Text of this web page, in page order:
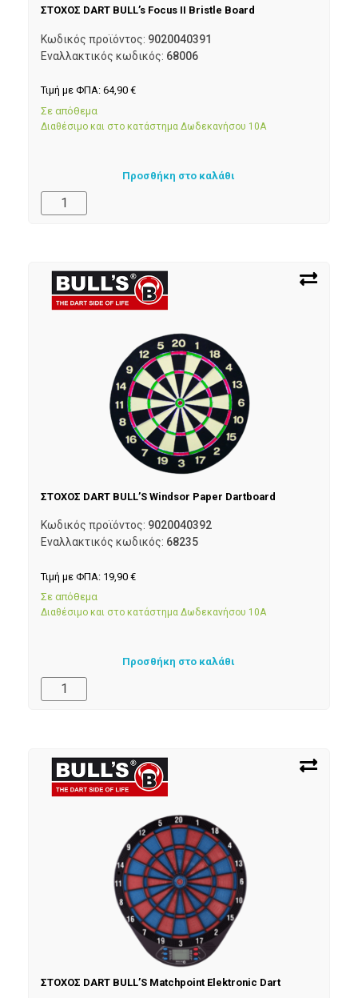
ΣΤΟΧΟΣ DART BULL’s Focus II Bristle Board
Κωδικός προϊόντος: 9020040391
Εναλλακτικός κωδικός: 68006
Τιμή με ΦΠΑ: 64,90 €
Σε απόθεμα
Διαθέσιμο και στο κατάστημα Δωδεκανήσου 10Α
Προσθήκη στο καλάθι
ΣΤΟΧΟΣ DART BULL’S Windsor Paper Dartboard
Κωδικός προϊόντος: 9020040392
Εναλλακτικός κωδικός: 68235
Τιμή με ΦΠΑ: 19,90 €
Σε απόθεμα
Διαθέσιμο και στο κατάστημα Δωδεκανήσου 10Α
Προσθήκη στο καλάθι
ΣΤΟΧΟΣ DART BULL’S Matchpoint Elektronic Dart